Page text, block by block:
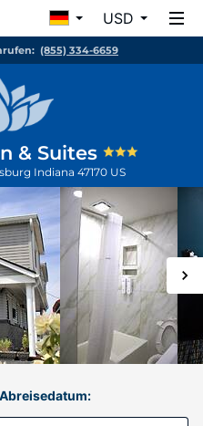
USD
(855) 334-6659
& Suites
Indiana 47170 US
Abreisedatum: